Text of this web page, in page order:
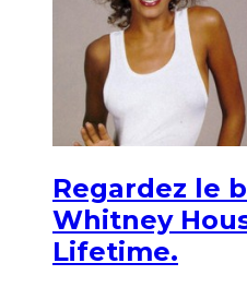
Regardez le
Whitney
Lifetime.